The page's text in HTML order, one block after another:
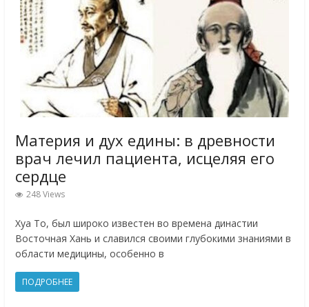
Материя и дух едины: в древности
врач лечил пациента, исцеляя его
сердце
248 Views
Хуа То, был широко известен во времена династии
Восточная Хань и славился своими глубокими знаниями в
области медицины, особенно в
ПОДРОБНЕЕ